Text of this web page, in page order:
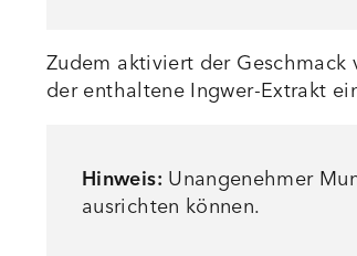
Zudem aktiviert der
der enthaltene Ingwer-Extrakt
Hinweis: Unangenehmer
ausrichten können.